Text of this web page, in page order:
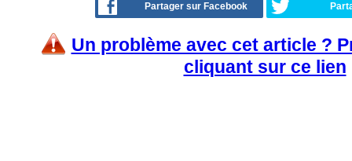
Partager sur Facebook
Un problème avec cet article ?
cliquant sur ce lien